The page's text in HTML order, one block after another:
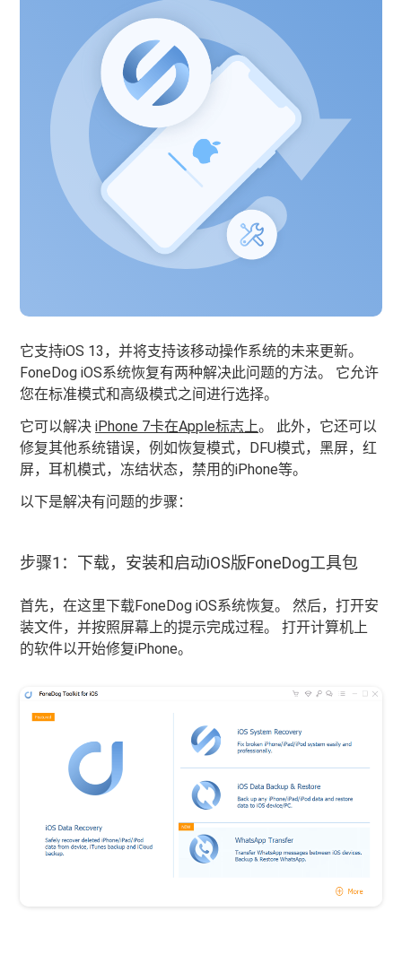
它支持iOS 13，并将支持该移动操作系统的未来更新。
FoneDog iOS系统恢复有两种解决此问题的方法。 它允许
您在标准模式和高级模式之间进行选择。
它可以解决iPhone 7卡在Apple标志上。 此外，它还可以
修复其他系统错误，例如恢复模式，DFU模式，黑屏，红
屏，耳机模式，冻结状态，禁用的iPhone等。
以下是解决有问题的步骤：
步骤1：下载，安装和启动iOS版FoneDog工具包
首先，在这里下载FoneDog iOS系统恢复。 然后，打开安
装文件，并按照屏幕上的提示完成过程。 打开计算机上
的软件以开始修复iPhone。